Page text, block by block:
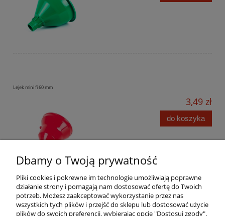
Lejek mini fi 60 mm
3,49 zł
do koszyka
Pomoc
Dbamy o Twoją prywatność
Pliki cookies i pokrewne im technologie umożliwiają poprawne
działanie strony i pomagają nam dostosować ofertę do Twoich
potrzeb. Możesz zaakceptować wykorzystanie przez nas
wszystkich tych plików i przejść do sklepu lub dostosować użycie
plików do swoich preferencji, wybierając opcję "Dostosuj zgody".